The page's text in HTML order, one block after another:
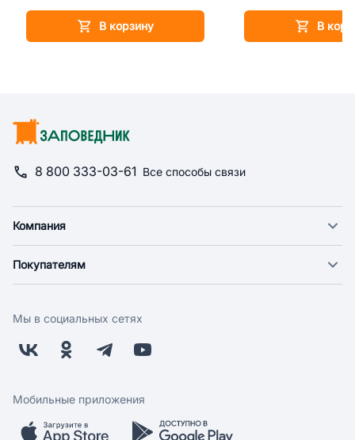
В корзину В
8 800 333-03-61 Все способы связи
Компания
Новости
Поставщикам
Заводчикам
Обратная связь
Покупателям
Оплата
Бонусная программа
Скидки и акции
Мобильное приложение
Мы в социальных сетях
Мобильные приложения